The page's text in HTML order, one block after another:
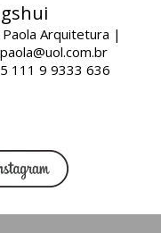
Arquitetura |
111 9 9333 636